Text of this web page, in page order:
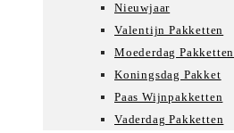
Nieuwjaar
Valentijn Pakketten
Moederdag Pakketten
Koningsdag Pakket
Paas Wijnpakketten
Vaderdag Pakketten